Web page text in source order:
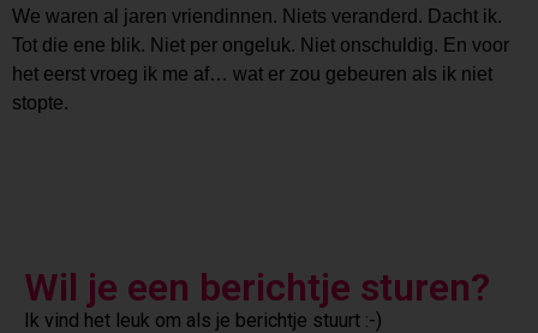
We waren al jaren vriendinnen. Niets veranderd. Dacht ik.
Tot die ene blik. Niet per ongeluk. Niet onschuldig. En voor
het eerst vroeg ik me af… wat er zou gebeuren als ik niet
stopte.
Wil je een berichtje sturen?
Ik vind het leuk om als je berichtje stuurt :-)